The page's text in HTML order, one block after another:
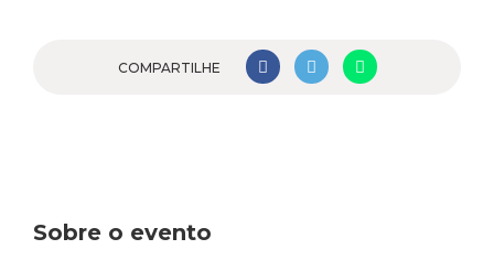
COMPARTILHE
Sobre o evento